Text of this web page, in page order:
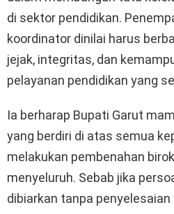
di sektor pendidikan.
koordinator dinilai harus
jejak, integritas, dan
pelayanan pendidikan yang
Ia berharap Bupati Garut
yang berdiri di atas semua
melakukan pembenahan
menyeluruh. Sebab jika
dibiarkan tanpa